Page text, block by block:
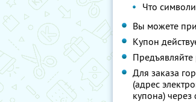
Что
Вы можете
Купон
Для заказа
(адрес
купона)